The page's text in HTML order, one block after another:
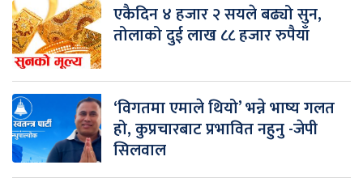
एकैदिन ४ हजार २ सयले बढ्यो सुन,
तोलाको दुई लाख ८८ हजार रुपैयाँ
‘विगतमा एमाले थियो’ भन्ने भाष्य गलत
हो, कुप्रचारबाट प्रभावित नहुनु -जेपी
सिलवाल